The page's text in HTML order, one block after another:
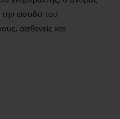
είσοδο του
ασθενείς και